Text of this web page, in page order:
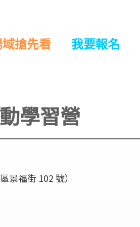
搶先看 我要報名
學習營
福街 102 號）